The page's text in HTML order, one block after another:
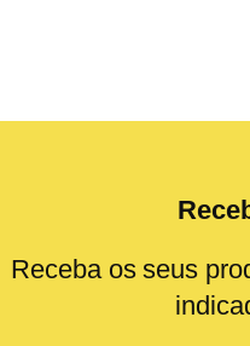
Receba os seus